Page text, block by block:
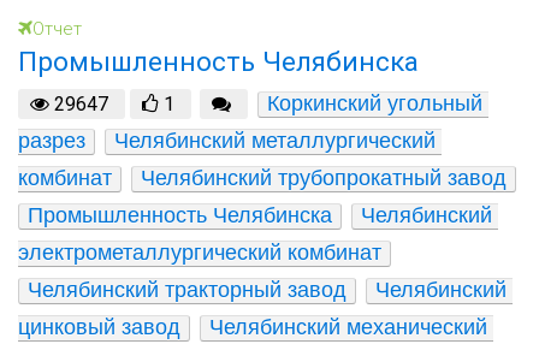
Отчет
Промышленность Челябинска
29647 1
Коркинский угольный
разрез
Челябинский металлургический
комбинат
Челябинский трубопрокатный завод
Промышленность Челябинска
Челябинский
электрометаллургический комбинат
Челябинский тракторный завод
Челябинский
цинковый завод
Челябинский механический